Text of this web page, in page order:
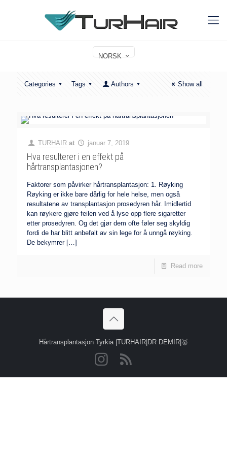
NORSK
Categories Tags Authors Show all
TURHAIR at januar 7, 2019
Hva resulterer i en effekt på
hårtransplantasjonen?
Faktorer som påvirker hårtransplantasjon: 1. Røyking
Røyking er ikke bare dårlig for hele helse, men også
resultatene av transplantasjon prosedyren hår. Imidlertid
kan røykere gjøre feilen ved å lyse opp flere sigaretter
etter prosedyren. Og det gjør dem ofte føler seg skyldig
fordi de har blitt anbefalt av sin lege for å unngå røyking.
De bekymrer[…]
Read more
Hårtransplantasjon Tyrkia |TURHAIR|DR DEMIR|🥇